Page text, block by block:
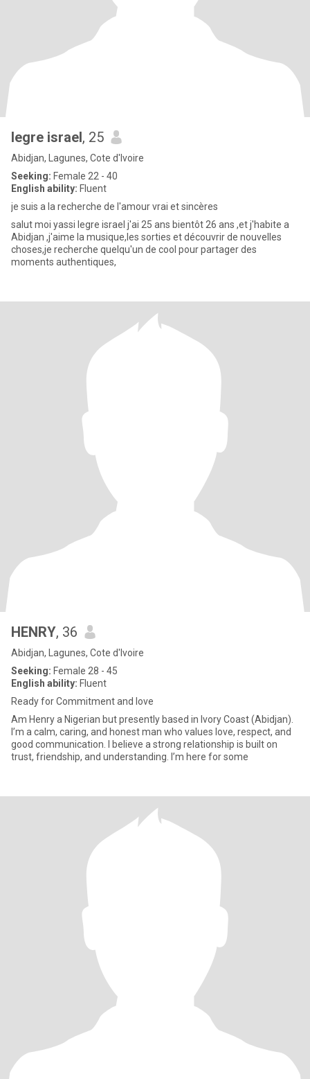
legre israel, 25
Abidjan, Lagunes, Cote d'Ivoire
Seeking: Female 22 - 40
English ability: Fluent
je suis a la recherche de l'amour vrai et sincères
salut moi yassi legre israel j'ai 25 ans bientôt 26 ans ,et j'habite a
Abidjan ,j'aime la musique,les sorties et découvrir de nouvelles
choses,je recherche quelqu'un de cool pour partager des
moments authentiques,
HENRY, 36
Abidjan, Lagunes, Cote d'Ivoire
Seeking: Female 28 - 45
English ability: Fluent
Ready for Commitment and love
Am Henry a Nigerian but presently based in Ivory Coast (Abidjan).
I’m a calm, caring, and honest man who values love, respect, and
good communication. I believe a strong relationship is built on
trust, friendship, and understanding. I’m here for some